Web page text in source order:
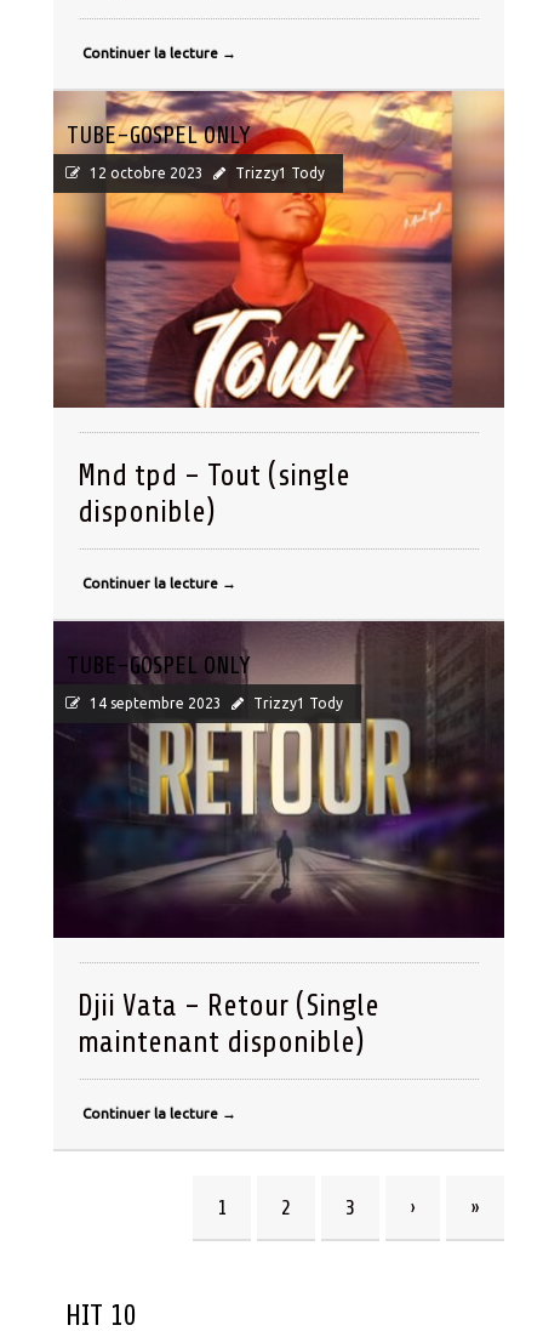
Continuer la lecture →
TUBE-GOSPEL ONLY
12 octobre 2023 Trizzy1 Tody
Mnd tpd – Tout (single
disponible)
Continuer la lecture →
TUBE-GOSPEL ONLY
14 septembre 2023 Trizzy1 Tody
Djii Vata – Retour (Single
maintenant disponible)
Continuer la lecture →
1 2 3 › »
HIT 10